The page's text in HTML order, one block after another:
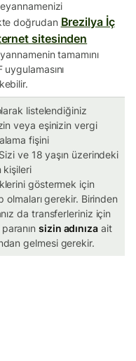
doğrudan Brezilya İç
sitesinden
tamamını
listelendiğiniz
veya eşinizin vergi
fişini
ve 18 yaşın üzerindeki
kişileri
göstermek için
olmaları gerekir. Birinden
da transferleriniz için
sizin adınıza ait
gelmesi gerekir.